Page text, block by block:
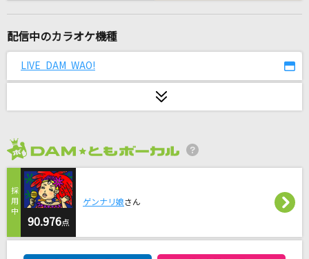
[生音]蕾
メトロノーム
JULEPS
やさしいキスをして
配信中のカラオケ機種
LIVE DAM WAO!
90.976点
ゲンナリ娘さん